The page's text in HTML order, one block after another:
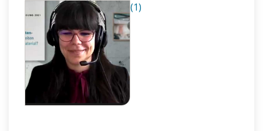
(1)